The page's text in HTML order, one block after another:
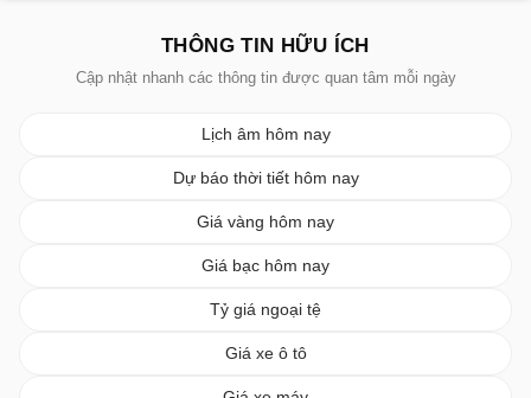
THÔNG TIN HỮU ÍCH
Cập nhật nhanh các thông tin được quan tâm mỗi ngày
Lịch âm hôm nay
Dự báo thời tiết hôm nay
Giá vàng hôm nay
Giá bạc hôm nay
Tỷ giá ngoại tệ
Giá xe ô tô